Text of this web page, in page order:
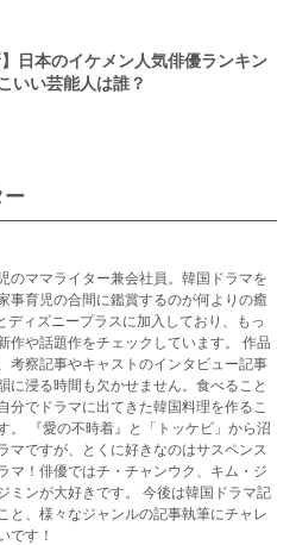
】日本のイケメン人気俳優ランキン
いい芸能人は誰？
のママライター兼会社員。韓国ドラマを
事育児の合間に鑑賞するのが何よりの癒
ディズニープラスに加入しており、もっ
作や話題作をチェックしています。 作品
考察記事やキャストのインタビュー記事
に浸る時間も欠かせません。食べること
分でドラマに出てきた韓国料理を作るこ
。 『愛の不時着』と「トッケビ」から沼
マですが、とくに好きなのはサスペンス
マ！俳優ではチ・チャンウク、キム・ジ
ミンが大好きです。 今後は韓国ドラマ記
と、様々なジャンルの記事執筆にチャレ
です！